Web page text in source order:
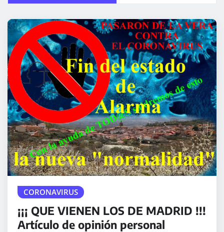
CORONAVIRUS
¡¡¡ QUE VIENEN LOS DE MADRID !!!
Artículo de opinión personal